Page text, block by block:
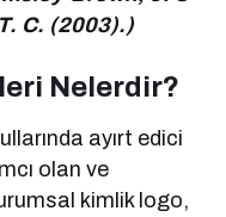
C. (2003).)
Nelerdir?
ayırt edici
olan ve
kimlik logo,